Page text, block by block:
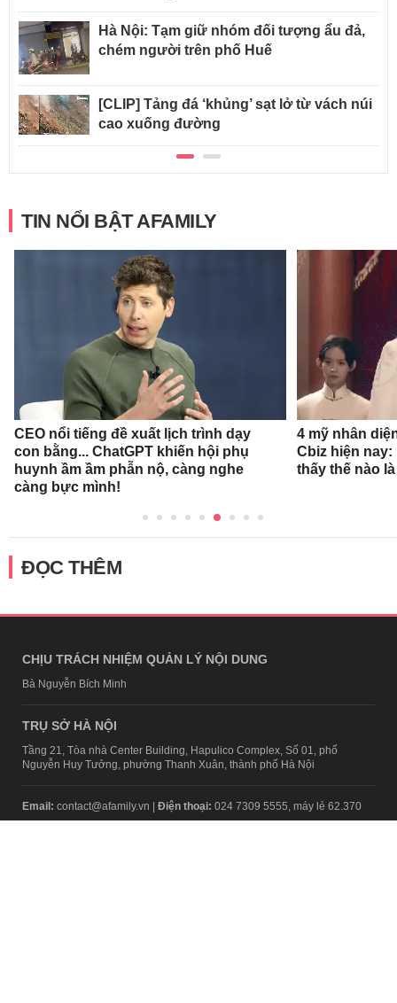
Hà Nội: Tạm giữ nhóm đối tượng ẩu đả,
chém người trên phố Huế
[CLIP] Tảng đá ‘khủng’ sạt lở từ vách núi
cao xuống đường
TIN NỔI BẬT AFAMILY
CEO nổi tiếng đề xuất lịch trình dạy
con bằng... ChatGPT khiến hội phụ
huynh ầm ầm phẫn nộ, càng nghe
càng bực mình!
4 mỹ nhân
Cbiz hiện nay:
thấy thế nào
ĐỌC THÊM
CHỊU TRÁCH NHIỆM QUẢN LÝ NỘI DUNG
Bà Nguyễn Bích Minh
TRỤ SỞ HÀ NỘI
Tầng 21, Tòa nhà Center Building, Hapulico Complex, Số 01, phố
Nguyễn Huy Tưởng, phường Thanh Xuân, thành phố Hà Nội
Email: contact@afamily.vn | Điện thoại: 024 7309 5555, máy lẻ 62.370